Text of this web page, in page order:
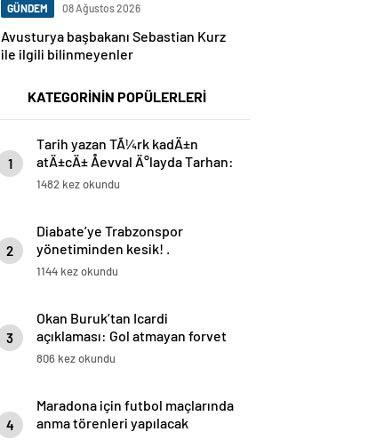
GÜNDEM 08 Ağustos 2026
Avusturya başbakanı Sebastian Kurz
ile ilgili bilinmeyenler
KATEGORİNİN POPÜLERLERİ
1
Tarih yazan TÃ¼rk kadÄ±n
atÄ±cÄ± Åevval Ä°layda Tarhan:
“2028 Los Angeles’ta madalya
1482 kez okundu
2
Diabate’ye Trabzonspor
yönetiminden kesik! .
1144 kez okundu
3
Okan Buruk’tan Icardi
açıklaması: Gol atmayan forvet
mutsuz olur
806 kez okundu
4
Maradona için futbol maçlarında
anma törenleri yapılacak